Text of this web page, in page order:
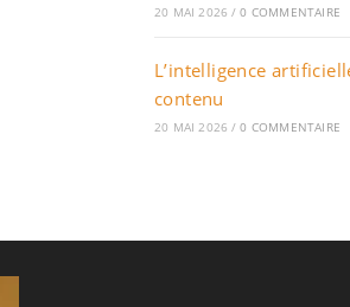
20 MAI 2026 / 0 COMMENTAIRE
L’intelligence
contenu
20 MAI 2026 / 0 COMMENTAIRE